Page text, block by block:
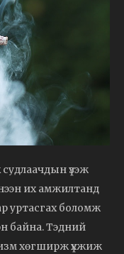
үзэж
их амжилтанд
уртасгах боломж
байна. Тэдний
хөгширж үхжиж